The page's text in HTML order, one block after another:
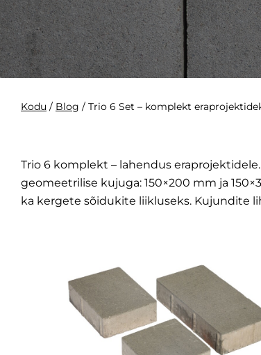
Kodu / Blog / Trio 6 Set – komplekt
Trio 6 komplekt – lahendus
geomeetrilise kujuga: 150×200 mm ja
ka kergete sõidukite liikluseks. Kujundite